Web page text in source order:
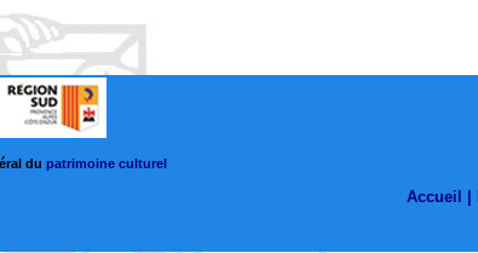
du patrimoine culturel
Accueil |